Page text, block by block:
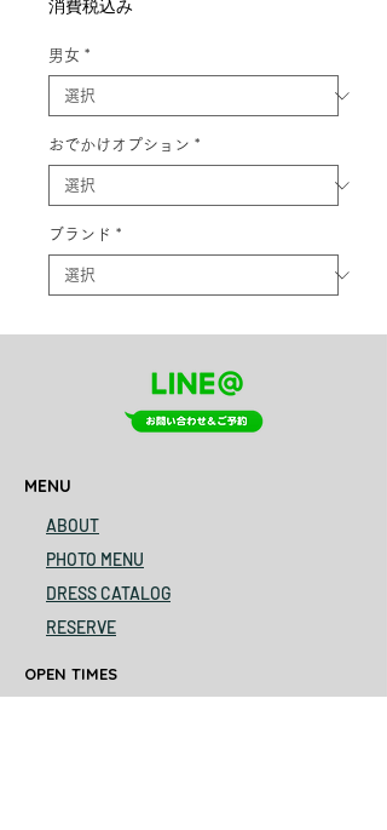
消費税込み
男女 *
おでかけオプション *
ブランド *
MENU
ABOUT
PHOTO MENU
DRESS CATALOG
RESERVE
OPEN TIMES